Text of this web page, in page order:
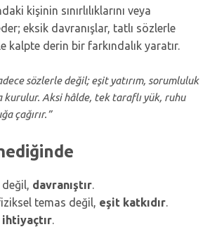
kişinin sınırlılıklarını veya
eksik davranışlar, tatlı sözlerle
kalpte derin bir farkındalık yaratır.
sözlerle değil; eşit yatırım, sorumluluk
kurulur. Aksi hâlde, tek taraflı yük, ruhu
çağırır.”
değil, davranıştır.
temas değil, eşit katkıdır.
ihtiyaçtır.